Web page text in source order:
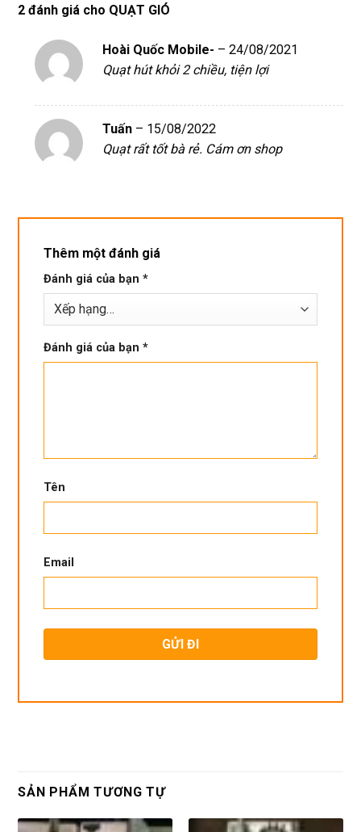
xịn
phí.
Rất
bền
2 đánh giá cho QUẠT GIÓ
Hoài Quốc Mobile- – 24/08/2021
Quạt hút khỏi 2 chiều, tiện lợi
Tuấn – 15/08/2022
Quạt rất tốt bà rẻ. Cám ơn shop
Thêm một đánh giá
Đánh giá của bạn *
Đánh giá của bạn *
Tên
Email
SẢN PHẨM TƯƠNG TỰ